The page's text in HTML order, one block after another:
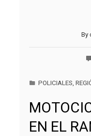
By
POLICIALES
EN EL